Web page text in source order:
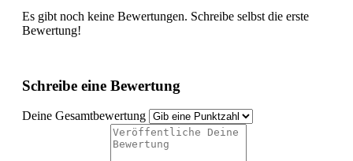
Es gibt noch keine Bewertungen. Schreibe selbst die erste
Bewertung!
Schreibe eine Bewertung
Deine Gesamtbewertung